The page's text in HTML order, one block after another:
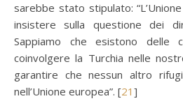
sarebbe stato stipulato:
insistere sulla questione dei
Sappiamo che esistono delle
coinvolgere la Turchia nelle
garantire che nessun altro
nell’Unione europea”. [21 ]